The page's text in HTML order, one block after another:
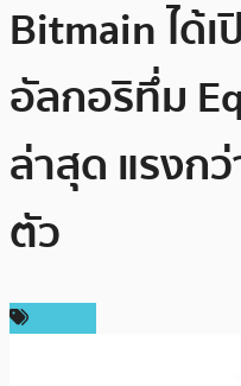
Bitmain ได้
อัลกอริทึ่ม
ล่าสุด แรงกว่
ตัว